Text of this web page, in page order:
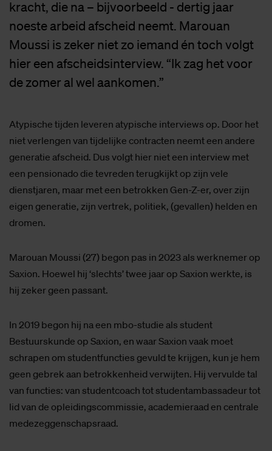
kracht, die na – bijvoorbeeld - dertig jaar
noeste arbeid afscheid neemt. Marouan
Moussi is zeker niet zo iemand én toch volgt
hier een afscheidsinterview. “Ik zag het voor
de zomer al wel aankomen.”
Atypische tijden leveren atypische interviews op. Door het
niet verlengen van tijdelijke contracten neemt een andere
generatie afscheid. Dus volgt hier niet een interview met
een pensionado die tevreden terugkijkt op zijn vele
dienstjaren, maar met een betrokken Gen-Z-er, over zijn
eigen generatie, zijn vertrek, politiek, (gevallen) helden en
dromen.
Marouan Moussi (27) begon pas in 2023 als werknemer op
Saxion. Hoewel hij ‘slechts’ twee jaar op Saxion werkte, is
hij zeker geen passant.
In 2019 begon hij na een mbo-studie als student
Bestuurskunde op Saxion, en waar Saxion vaak moet
schrapen om studentfuncties gevuld te krijgen, kun je hem
geen gebrek aan betrokkenheid verwijten. Hij vervulde tal
van functies: van studentcoach tot studentambassadeur tot
lid van de opleidingscommissie, academieraad en centrale
medezeggenschapsraad.